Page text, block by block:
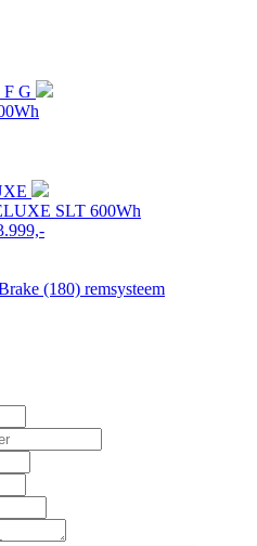
SLT 600Wh
(180) remsysteem